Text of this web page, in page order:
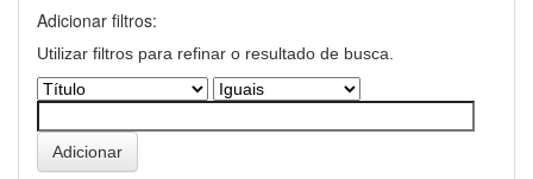
Adicionar filtros:
Utilizar filtros para refinar o resultado de busca.